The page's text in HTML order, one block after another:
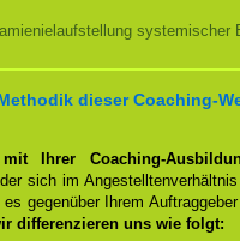
systemischer
dieser Coaching-
mit Ihrer Coaching-
sich im Angestelltenverhältnis
gegenüber Ihrem
differenzieren uns wie folgt: